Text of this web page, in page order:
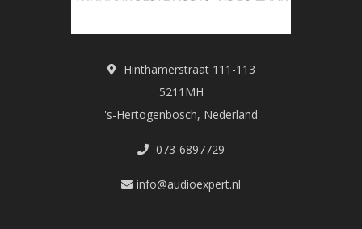
Hinthamerstraat 111-113
5211MH
's-Hertogenbosch, Nederland
073-6897729
info@audioexpert.nl